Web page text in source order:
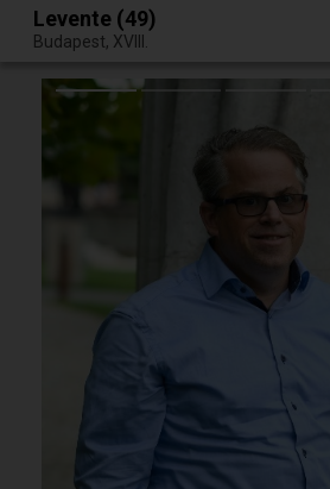
Egy jó randiból bármi lehet.
Levente (49)
Budapest, XVIII.